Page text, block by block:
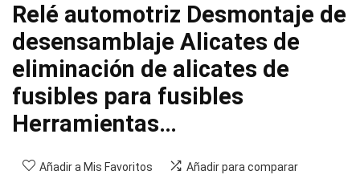
Relé automotriz Desmontaje de
desensamblaje Alicates de
eliminación de alicates de
fusibles para fusibles
Herramientas…
Añadir a Mis Favoritos Añadir para comparar